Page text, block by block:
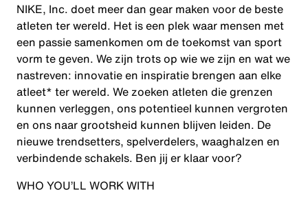
NIKE, Inc. doet meer dan gear maken voor de beste
atleten ter wereld. Het is een plek waar mensen met
een passie samenkomen om de toekomst van sport
vorm te geven. We zijn trots op wie we zijn en wat we
nastreven: innovatie en inspiratie brengen aan elke
atleet* ter wereld. We zoeken atleten die grenzen
kunnen verleggen, ons potentieel kunnen vergroten
en ons naar grootsheid kunnen blijven leiden. De
nieuwe trendsetters, spelverdelers, waaghalzen en
verbindende schakels. Ben jij er klaar voor?
WHO YOU’LL WORK WITH